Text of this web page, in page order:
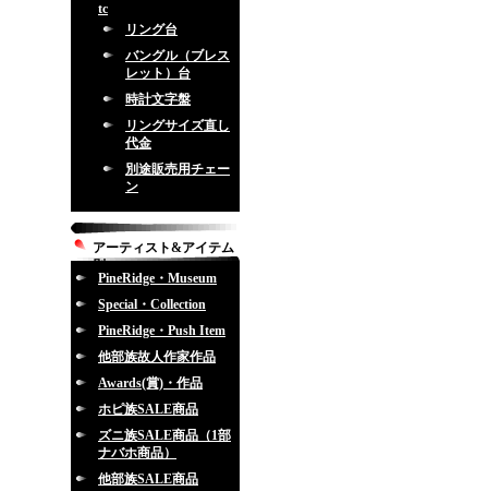
tc
リング台
バングル（ブレス
レット）台
時計文字盤
リングサイズ直し
代金
別途販売用チェー
ン
アーティスト&アイテム
別
PineRidge・Museum
Special・Collection
PineRidge・Push Item
他部族故人作家作品
Awards(賞)・作品
ホピ族SALE商品
ズニ族SALE商品（1部
ナバホ商品）
他部族SALE商品